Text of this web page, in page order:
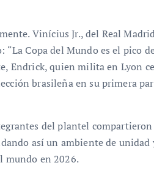
Vinícius Jr., del Real
Copa del Mundo es el pico
Endrick, quien milita en Lyon
brasileña en su primera
del plantel
así un ambiente de unidad
mundo en 2026.